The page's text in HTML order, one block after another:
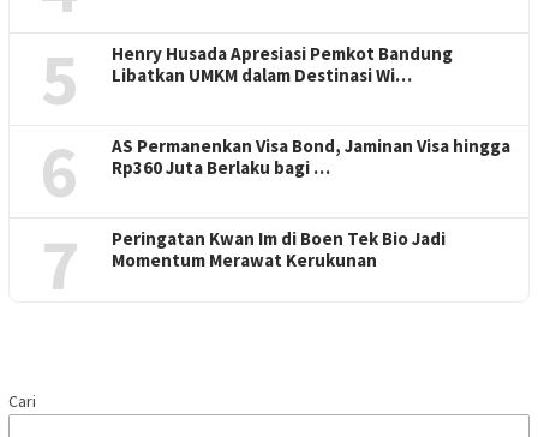
5
Henry Husada Apresiasi Pemkot Bandung
Libatkan UMKM dalam Destinasi Wi…
6
AS Permanenkan Visa Bond, Jaminan Visa hingga
Rp360 Juta Berlaku bagi …
7
Peringatan Kwan Im di Boen Tek Bio Jadi
Momentum Merawat Kerukunan
Cari